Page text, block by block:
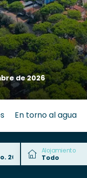
de 2026
En torno al agua
Alojamiento